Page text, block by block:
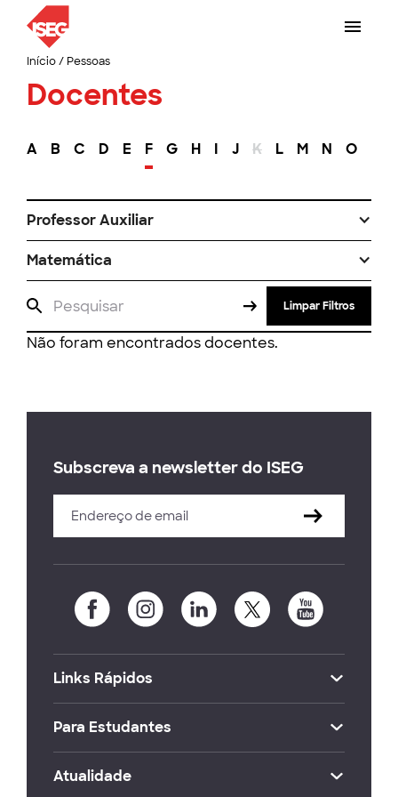
Início/ Pessoas
Docentes
A B C D E F G H I J K L M N O
Professor Auxiliar
Matemática
Limpar Filtros
Não foram encontrados docentes.
Subscreva a newsletter do ISEG
Links Rápidos
Para Estudantes
Atualidade